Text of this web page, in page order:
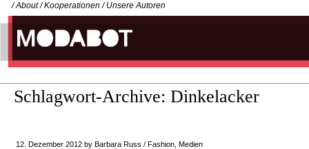
/ About / Kooperationen / Unsere Autoren
Schlagwort-Archive: Dinkelacker
12. Dezember 2012 by Barbara Russ / Fashion Medien